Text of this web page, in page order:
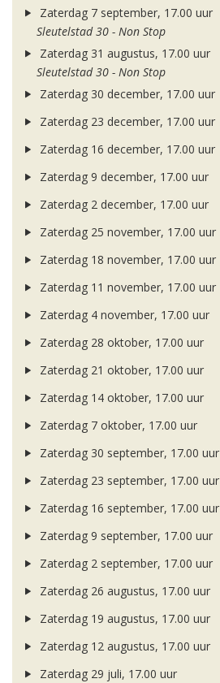
Zaterdag 7 september, 17.00 uur
Sleutelstad 30 - Non Stop
Zaterdag 31 augustus, 17.00 uur
Sleutelstad 30 - Non Stop
Zaterdag 30 december, 17.00 uur
Zaterdag 23 december, 17.00 uur
Zaterdag 16 december, 17.00 uur
Zaterdag 9 december, 17.00 uur
Zaterdag 2 december, 17.00 uur
Zaterdag 25 november, 17.00 uur
Zaterdag 18 november, 17.00 uur
Zaterdag 11 november, 17.00 uur
Zaterdag 4 november, 17.00 uur
Zaterdag 28 oktober, 17.00 uur
Zaterdag 21 oktober, 17.00 uur
Zaterdag 14 oktober, 17.00 uur
Zaterdag 7 oktober, 17.00 uur
Zaterdag 30 september, 17.00 uur
Zaterdag 23 september, 17.00 uur
Zaterdag 16 september, 17.00 uur
Zaterdag 9 september, 17.00 uur
Zaterdag 2 september, 17.00 uur
Zaterdag 26 augustus, 17.00 uur
Zaterdag 19 augustus, 17.00 uur
Zaterdag 12 augustus, 17.00 uur
Zaterdag 29 juli, 17.00 uur